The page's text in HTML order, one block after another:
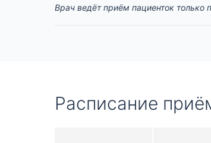
Врач ведёт приём пациенток только
Расписание